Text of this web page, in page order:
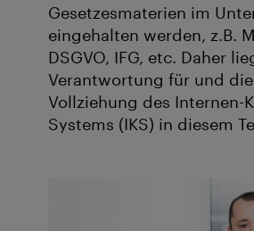
Gesetzesmaterien im
eingehalten werden, z.B.
DSGVO, IFG, etc. Daher
Verantwortung für und die
Vollziehung des Internen-
Systems (IKS) in diesem